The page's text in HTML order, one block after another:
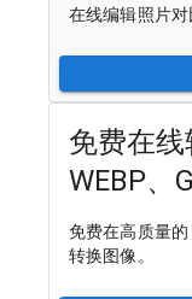
在线编辑照片对
免费在线
WEBP、
免费在高质量的
转换图像。